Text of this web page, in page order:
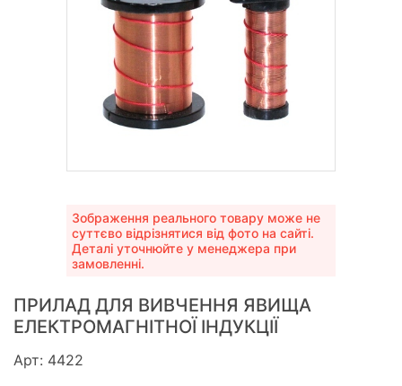
Зображення реального товару може не
суттєво відрізнятися від фото на сайті.
Деталі уточнюйте у менеджера при
замовленні.
ПРИЛАД ДЛЯ ВИВЧЕННЯ ЯВИЩА
ЕЛЕКТРОМАГНІТНОЇ ІНДУКЦІЇ
Арт: 4422